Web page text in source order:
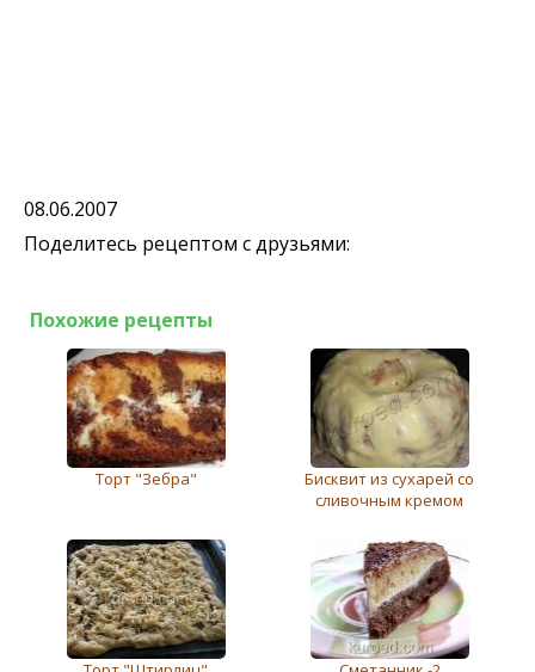
08.06.2007
Поделитесь рецептом с друзьями:
Похожие рецепты
Торт "Зебра"
Бисквит из сухарей со
сливочным кремом